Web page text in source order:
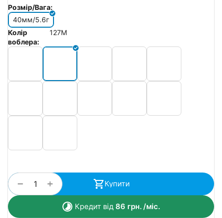
Розмір/Вага:
40мм/5.6г
Колір
воблера:
127M
+
− Купити
Кредит від 86 грн./міс.